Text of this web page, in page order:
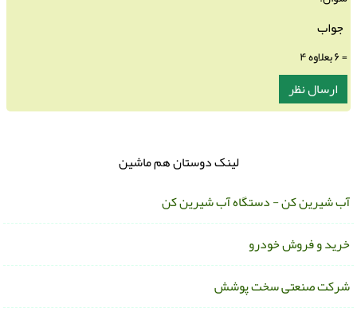
لینک دوستان هم ماشین
شیرین کن - دستگاه آب شیرین کن
و فروش خودرو
صنعتی سخت پوشش